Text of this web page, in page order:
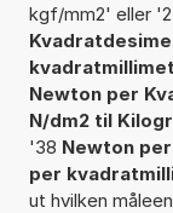
kgf/mm2' eller
Newton per
N/dm2 til
'38 Newton
per
ut hvilken